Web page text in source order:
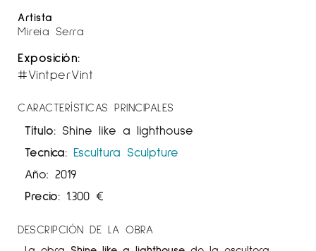
Artista
Mireia Serra
Exposición:
#VintperVint
CARACTERÍSTICAS PRINCIPALES
Título: Shine like a lighthouse
Tecnica: Escultura Sculpture
Año: 2019
Precio: 1.300 €
DESCRIPCIÓN DE LA OBRA